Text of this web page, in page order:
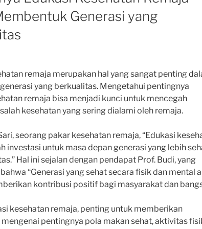
Generasi yang
remaja merupakan hal yang sangat penting
yang berkualitas. Mengetahui pentingnya
remaja bisa menjadi kunci untuk mencegah
kesehatan yang sering dialami oleh remaja.
seorang pakar kesehatan remaja, “Edukasi
investasi untuk masa depan generasi yang lebih
Hal ini sejalan dengan pendapat Prof. Budi, yang
“Generasi yang sehat secara fisik dan mental
kontribusi positif bagi masyarakat dan
kesehatan remaja, penting untuk memberikan
pentingnya pola makan sehat, aktivitas